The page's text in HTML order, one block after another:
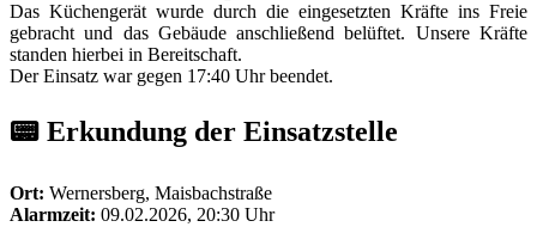
Das Küchengerät wurde durch die eingesetzten Kräfte ins Freie
gebracht und das Gebäude anschließend belüftet. Unsere Kräfte
standen hierbei in Bereitschaft.
Der Einsatz war gegen 17:40 Uhr beendet.
📟 Erkundung der Einsatzstelle
Ort: Wernersberg, Maisbachstraße
Alarmzeit: 09.02.2026, 20:30 Uhr